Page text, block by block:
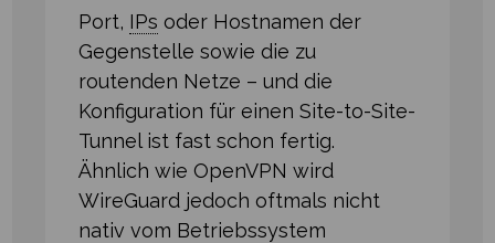
Port, IPs oder Hostnamen der
Gegenstelle sowie die zu
routenden Netze – und die
Konfiguration für einen Site-to-Site-
Tunnel ist fast schon fertig.
Ähnlich wie OpenVPN wird
WireGuard jedoch oftmals nicht
nativ vom Betriebssystem